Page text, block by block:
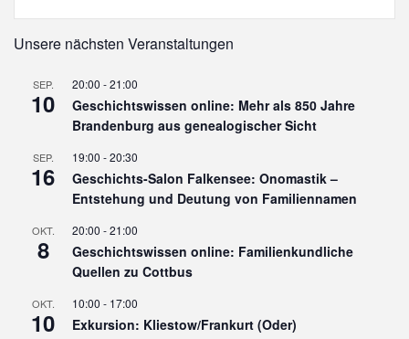
Unsere nächsten Veranstaltungen
SEP.
10
20:00 -21:00
Geschichtswissen online: Mehr als 850 Jahre
Brandenburg aus genealogischer Sicht
SEP.
16
19:00 -20:30
Geschichts-Salon Falkensee: Onomastik –
Entstehung und Deutung von Familiennamen
OKT.
8
20:00 -21:00
Geschichtswissen online: Familienkundliche
Quellen zu Cottbus
OKT.
10
10:00 - 17:00
Exkursion: Kliestow/Frankurt (Oder)